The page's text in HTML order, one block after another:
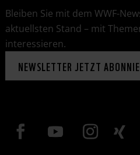
Bleiben Sie mit dem WWF-
aktuellsten Stand – mit
interessieren.
NEWSLETTER JETZT